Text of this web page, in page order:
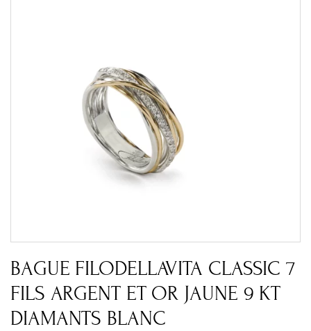
BAGUE FILODELLAVITA CLASSIC 7
FILS ARGENT ET OR JAUNE 9 KT
DIAMANTS BLANC